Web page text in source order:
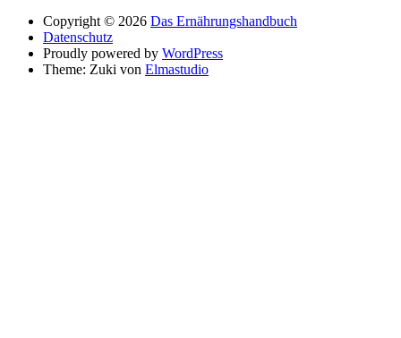
Copyright © 2026 Das Ernährungshandbuch
Datenschutz
Proudly powered by WordPress
Theme: Zuki von Elmastudio